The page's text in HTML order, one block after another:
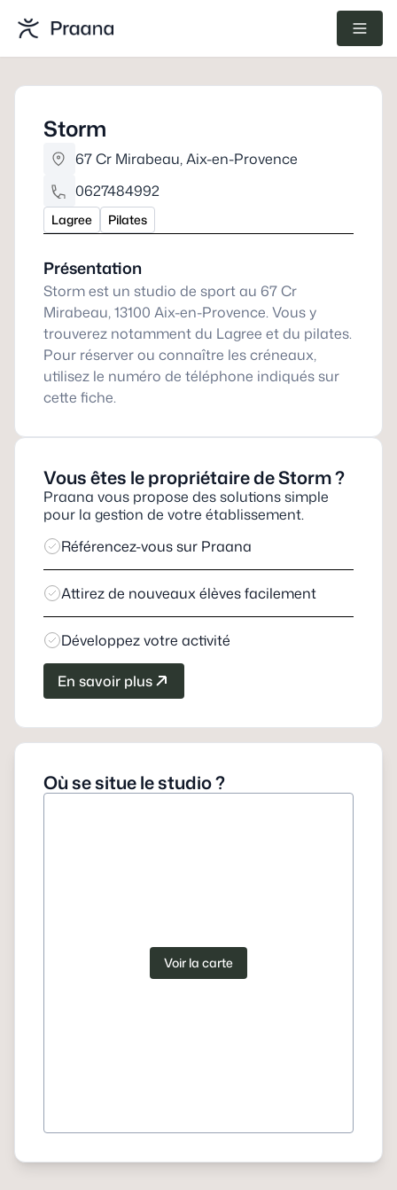
Storm
67 Cr Mirabeau,Aix-en-Provence
0627484992
Lagree Pilates
Présentation
Storm est un studio de sport au 67 Cr
Mirabeau, 13100 Aix-en-Provence. Vous y
trouverez notamment du Lagree et du pilates.
Pour réserver ou connaître les créneaux,
utilisez le numéro de téléphone indiqués sur
cette fiche.
Vous êtes le propriétaire deStorm?
Praana vous propose des solutions simple
pour la gestion de votre établissement.
Référencez-vous sur Praana
Attirez de nouveaux élèves facilement
Développez votre activité
En savoir plus
Où se situe le studio ?
Voir la carte